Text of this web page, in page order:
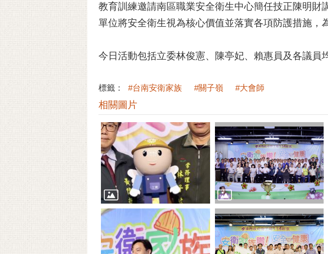
教育訓練邀請南區職業安全衛生中心簡任技正陳明
單位將安全衛生視為核心價值並落實各項防護措施，
今日活動包括立委林俊憲、陳亭妃、賴惠員及各議員
標籤： #台南安衛家族 #關子嶺 #大會師
相關圖片